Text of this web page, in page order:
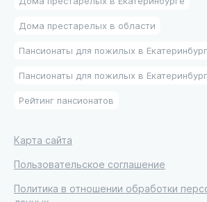
Дома престарелых в области
Пансионаты для пожилых в
Пансионаты для пожилых в
Рейтинг пансионатов
Карта сайта
Пользовательское соглашение
Политика в отношении обработки